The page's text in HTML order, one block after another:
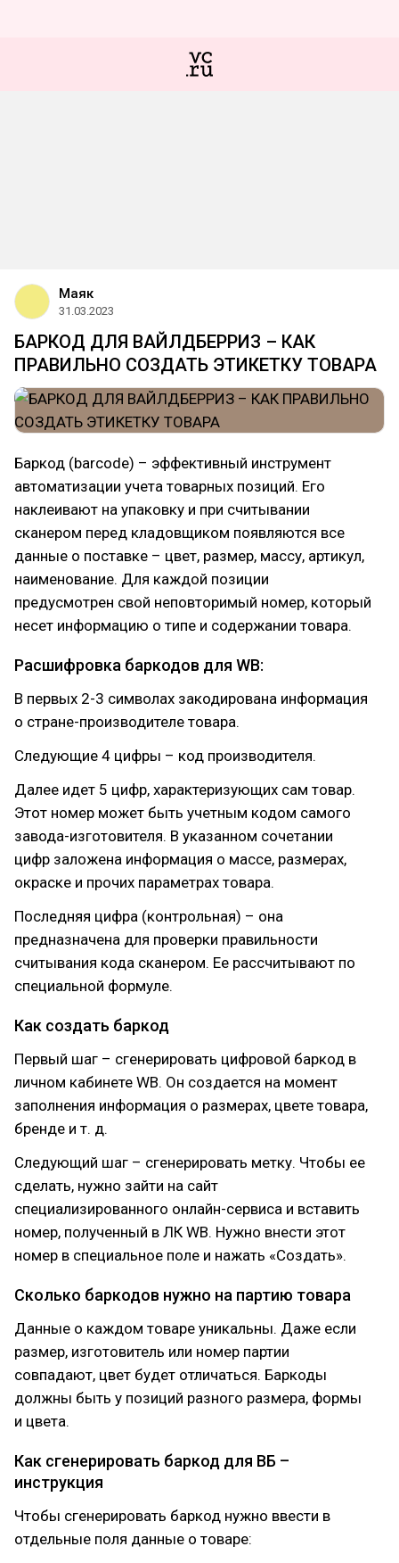
Маяк
31.03.2023
БАРКОД ДЛЯ ВАЙЛДБЕРРИЗ – КАК
ПРАВИЛЬНО СОЗДАТЬ ЭТИКЕТКУ ТОВАРА
Баркод (barcode) – эффективный инструмент
автоматизации учета товарных позиций. Его
наклеивают на упаковку и при считывании
сканером перед кладовщиком появляются все
данные о поставке – цвет, размер, массу, артикул,
наименование. Для каждой позиции
предусмотрен свой неповторимый номер, который
несет информацию о типе и содержании товара.
Расшифровка баркодов для WВ:
В первых 2-3 символах закодирована информация
о стране-производителе товара.
Следующие 4 цифры – код производителя.
Далее идет 5 цифр, характеризующих сам товар.
Этот номер может быть учетным кодом самого
завода-изготовителя. В указанном сочетании
цифр заложена информация о массе, размерах,
окраске и прочих параметрах товара.
Последняя цифра (контрольная) – она
предназначена для проверки правильности
считывания кода сканером. Ее рассчитывают по
специальной формуле.
Как создать баркод
Первый шаг – сгенерировать цифровой баркод в
личном кабинете WВ. Он создается на момент
заполнения информация о размерах, цвете товара,
бренде и т. д.
Следующий шаг – сгенерировать метку. Чтобы ее
сделать, нужно зайти на сайт
специализированного онлайн-сервиса и вставить
номер, полученный в ЛК WВ. Нужно внести этот
номер в специальное поле и нажать «Создать».
Сколько баркодов нужно на партию товара
Данные о каждом товаре уникальны. Даже если
размер, изготовитель или номер партии
совпадают, цвет будет отличаться. Баркоды
должны быть у позиций разного размера, формы
и цвета.
Как сгенерировать баркод для ВБ –
инструкция
Чтобы сгенерировать баркод нужно ввести в
отдельные поля данные о товаре: